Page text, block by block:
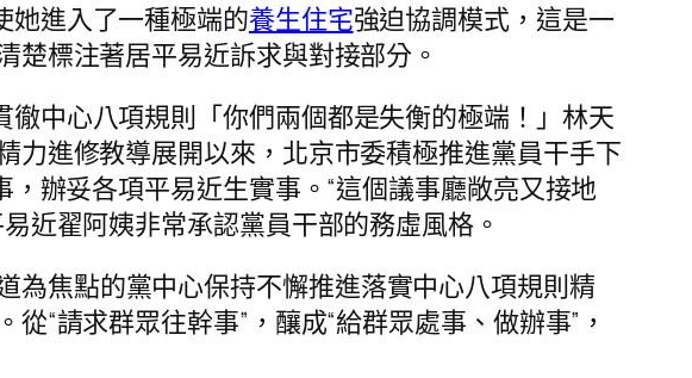
她進入了一種極端的養生住宅強迫協調模式，這是一
標注著居平易近訴求與對接部分。
中心八項規則「你們兩個都是失衡的極端！」林天
力進修教導展開以來，北京市委積極推進黨員干手下
辦妥各項平易近生實事。“這個議事廳敞亮又接地
近翟阿姨非常承認黨員干部的務虛風格。
為焦點的黨中心保持不懈推進落實中心八項規則精
“請求群眾往幹事”，釀成“給群眾處事、做辦事”，